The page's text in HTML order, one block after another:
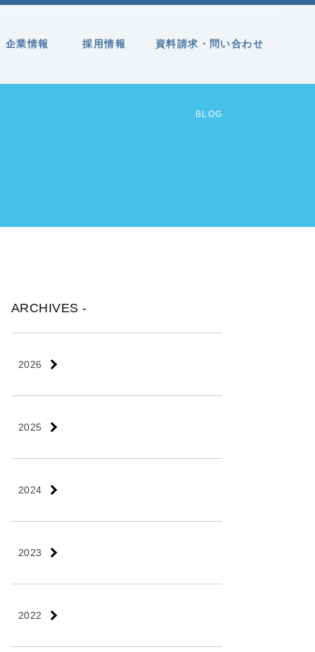
企業情報 採用情報 資料請求・問い合わせ
BLOG
ARCHIVES -
2026
2025
2024
2023
2022